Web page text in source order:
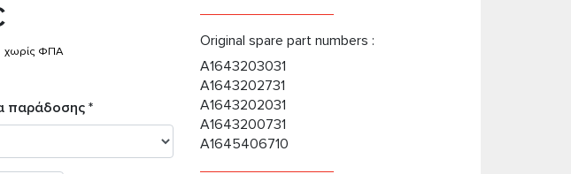
χωρίς ΦΠΑ
παράδοσης *
Original spare part numbers :
A1643203031
A1643202731
A1643202031
A1643200731
A1645406710